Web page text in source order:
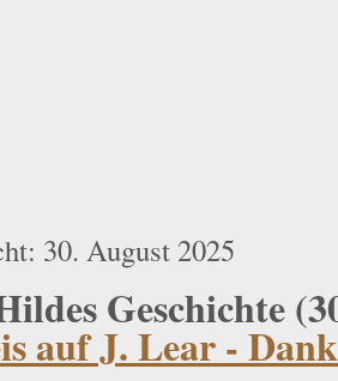
30. August 2025
Geschichte
auf J. Lear -